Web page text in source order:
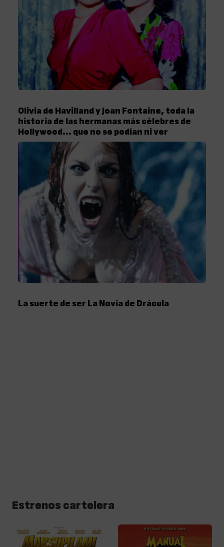
Olivia de Havilland y Joan Fontaine, toda la
historia de las hermanas más célebres de
Hollywood… que no se podían ni ver
La suerte de ser La Novia de Drácula
Estrenos cartelera